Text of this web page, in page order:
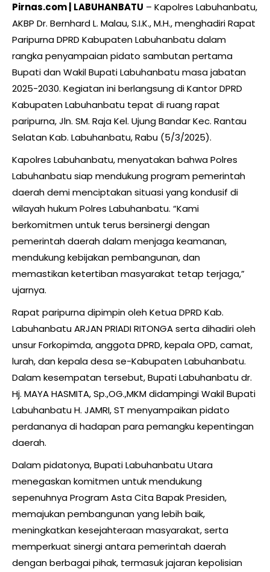
Pirnas.com | LABUHANBATU – Kapolres Labuhanbatu,
AKBP Dr. Bernhard L. Malau, S.I.K., M.H., menghadiri Rapat
Paripurna DPRD Kabupaten Labuhanbatu dalam
rangka penyampaian pidato sambutan pertama
Bupati dan Wakil Bupati Labuhanbatu masa jabatan
2025-2030. Kegiatan ini berlangsung di Kantor DPRD
Kabupaten Labuhanbatu tepat di ruang rapat
paripurna, Jln. SM. Raja Kel. Ujung Bandar Kec. Rantau
Selatan Kab. Labuhanbatu, Rabu (5/3/2025).
Kapolres Labuhanbatu, menyatakan bahwa Polres
Labuhanbatu siap mendukung program pemerintah
daerah demi menciptakan situasi yang kondusif di
wilayah hukum Polres Labuhanbatu. “Kami
berkomitmen untuk terus bersinergi dengan
pemerintah daerah dalam menjaga keamanan,
mendukung kebijakan pembangunan, dan
memastikan ketertiban masyarakat tetap terjaga,”
ujarnya.
Rapat paripurna dipimpin oleh Ketua DPRD Kab.
Labuhanbatu ARJAN PRIADI RITONGA serta dihadiri oleh
unsur Forkopimda, anggota DPRD, kepala OPD, camat,
lurah, dan kepala desa se-Kabupaten Labuhanbatu.
Dalam kesempatan tersebut, Bupati Labuhanbatu dr.
Hj. MAYA HASMITA, Sp.,OG.,MKM didampingi Wakil Bupati
Labuhanbatu H. JAMRI, ST menyampaikan pidato
perdananya di hadapan para pemangku kepentingan
daerah.
Dalam pidatonya, Bupati Labuhanbatu Utara
menegaskan komitmen untuk mendukung
sepenuhnya Program Asta Cita Bapak Presiden,
memajukan pembangunan yang lebih baik,
meningkatkan kesejahteraan masyarakat, serta
memperkuat sinergi antara pemerintah daerah
dengan berbagai pihak, termasuk jajaran kepolisian